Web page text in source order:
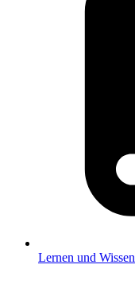
Lernen und Wissen